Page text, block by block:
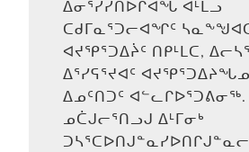
ᐃᓂᕐᓯᓯᑎᐅᒋᐊᖓ ᐊᒻᒪᓗ
ᑕᑯᒥᓇᕐᑐᓕᐊᖏᑦ
ᐊᔪᕿᕐᑐᐃᔩᑦ ᑎᑭᒻᒪᑕ,
ᐃᕐᓯᕋᕐᔪᐊᑦ
ᐃᓄᑦᑎᑐᑦ
ᓄᑖᒍᓕᕐᑎᓗᒍ ᐃᒻᒥᓂᒃ